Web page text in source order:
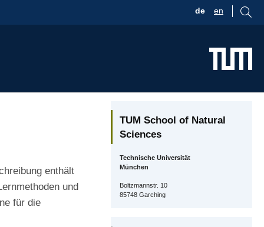
de en
enthält
und
für die
TUM School of Natural
Sciences
Technische Universität
München
Boltzmannstr. 10
85748 Garching